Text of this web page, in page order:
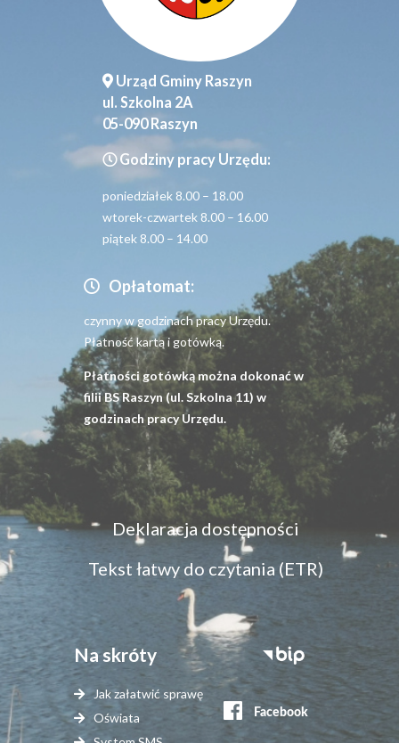
Urząd Gminy Raszyn
ul. Szkolna 2A
05-090 Raszyn
Godziny pracy Urzędu:
poniedziałek 8.00 – 18.00
wtorek-czwartek 8.00 – 16.00
piątek 8.00 – 14.00
Opłatomat:
czynny w godzinach pracy Urzędu.
Płatność kartą i gotówką.
Płatności gotówką można dokonać w
filii BS Raszyn (ul. Szkolna 11) w
godzinach pracy Urzędu.
Menu
dostępność
Deklaracja dostępności
Tekst łatwy do czytania (ETR)
Na skróty
Jak załatwić sprawę
Oświata
Stopka
serwisy
zewnętrzne